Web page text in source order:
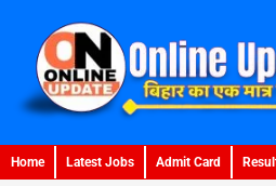
content
Home Latest Jobs Admit Card